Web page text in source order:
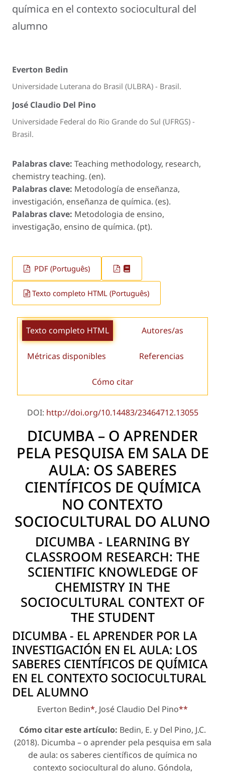
química en el contexto sociocultural del
alumno
Everton Bedin
Universidade Luterana do Brasil (ULBRA) - Brasil.
José Claudio Del Pino
Universidade Federal do Rio Grande do Sul (UFRGS) -
Brasil.
Palabras clave: Teaching methodology, research,
chemistry teaching. (en).
Palabras clave: Metodología de enseñanza,
investigación, enseñanza de química. (es).
Palabras clave: Metodologia de ensino,
investigação, ensino de química. (pt).
PDF (Português)
Texto completo HTML (Português)
Texto completo HTML Autores/as
Métricas disponibles Referencias
Cómo citar
DOI: http://doi.org/10.14483/23464712.13055
DICUMBA – O APRENDER
PELA PESQUISA EM SALA DE
AULA: OS SABERES
CIENTÍFICOS DE QUÍMICA
NO CONTEXTO
SOCIOCULTURAL DO ALUNO
DICUMBA - LEARNING BY
CLASSROOM RESEARCH: THE
SCIENTIFIC KNOWLEDGE OF
CHEMISTRY IN THE
SOCIOCULTURAL CONTEXT OF
THE STUDENT
DICUMBA - EL APRENDER POR LA
INVESTIGACIÓN EN EL AULA: LOS
SABERES CIENTÍFICOS DE QUÍMICA
EN EL CONTEXTO SOCIOCULTURAL
DEL ALUMNO
Everton Bedin*, José Claudio Del Pino**
Cómo citar este artículo: Bedin, E. y Del Pino, J.C.
(2018). Dicumba – o aprender pela pesquisa em sala
de aula: os saberes científicos de química no
contexto sociocultural do aluno. Góndola,